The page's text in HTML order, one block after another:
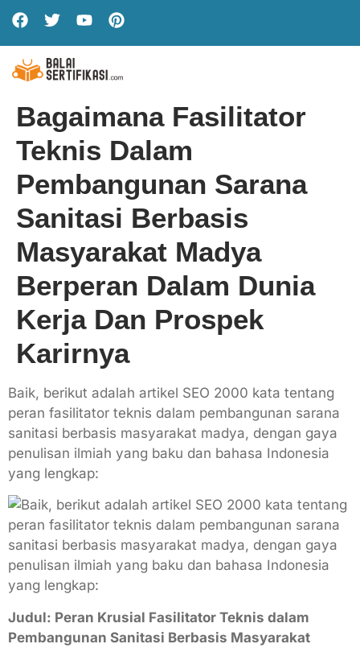
Bagaimana Fasilitator
Teknis Dalam
Pembangunan Sarana
Sanitasi Berbasis
Masyarakat Madya
Berperan Dalam Dunia
Kerja Dan Prospek
Karirnya
Baik, berikut adalah artikel SEO 2000 kata tentang
peran fasilitator teknis dalam pembangunan sarana
sanitasi berbasis masyarakat madya, dengan gaya
penulisan ilmiah yang baku dan bahasa Indonesia
yang lengkap:
Judul: Peran Krusial Fasilitator Teknis dalam
Pembangunan Sanitasi Berbasis Masyarakat